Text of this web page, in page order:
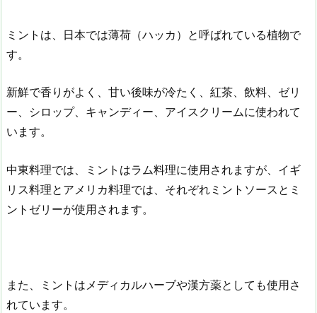
ミントは、日本では薄荷（ハッカ）と呼ばれている植物で
す。
新鮮で香りがよく、甘い後味が冷たく、紅茶、飲料、ゼリ
ー、シロップ、キャンディー、アイスクリームに使われて
います。
中東料理では、ミントはラム料理に使用されますが、イギ
リス料理とアメリカ料理では、それぞれミントソースとミ
ントゼリーが使用されます。
また、ミントはメディカルハーブや漢方薬としても使用さ
れています。